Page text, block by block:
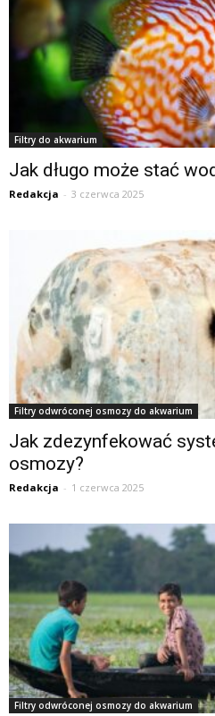
Filtry do akwarium
Jak długo może stać
Redakcja - 3 czerwca 2025
Filtry odwróconej osmozy do akwarium
Jak zdezynfekować
osmozy?
Redakcja - 1 czerwca 2025
Filtry odwróconej osmozy do akwarium